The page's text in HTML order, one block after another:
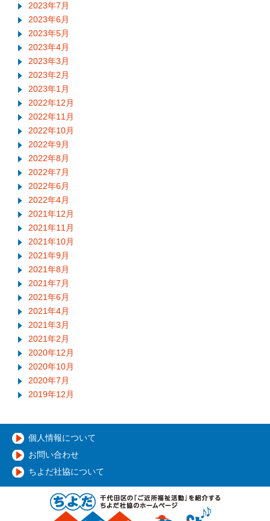
2023年7月
2023年6月
2023年5月
2023年4月
2023年3月
2023年2月
2023年1月
2022年12月
2022年11月
2022年10月
2022年9月
2022年8月
2022年7月
2022年6月
2022年4月
2021年12月
2021年11月
2021年10月
2021年9月
2021年8月
2021年7月
2021年6月
2021年4月
2021年3月
2021年2月
2020年12月
2020年10月
2020年7月
2019年12月
個人情報について
お問い合わせ
ちよだ社協について